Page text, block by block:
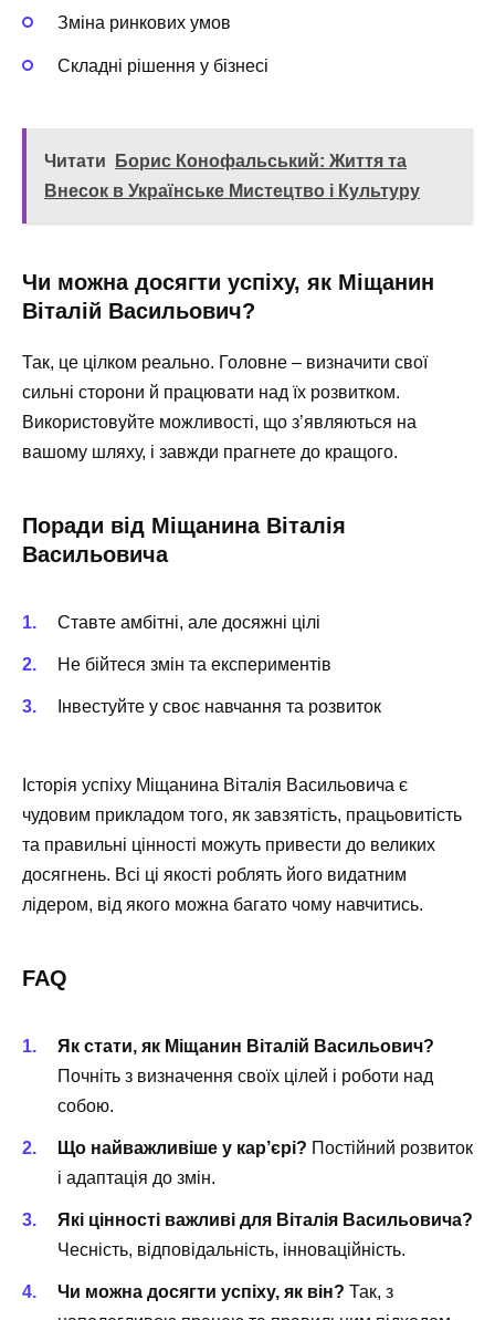
Зміна ринкових умов
Складні рішення у бізнесі
Читати
Борис Конофальський: Життя та
Внесок в Українське Мистецтво і Культуру
Чи можна досягти успіху, як Міщанин
Віталій Васильович?
Так, це цілком реально. Головне – визначити свої
сильні сторони й працювати над їх розвитком.
Використовуйте можливості, що з’являються на
вашому шляху, і завжди прагнете до кращого.
Поради від Міщанина Віталія
Васильовича
Ставте амбітні, але досяжні цілі
Не бійтеся змін та експериментів
Інвестуйте у своє навчання та розвиток
Історія успіху Міщанина Віталія Васильовича є
чудовим прикладом того, як завзятість, працьовитість
та правильні цінності можуть привести до великих
досягнень. Всі ці якості роблять його видатним
лідером, від якого можна багато чому навчитись.
FAQ
Як стати, як Міщанин Віталій Васильович?
Почніть з визначення своїх цілей і роботи над
собою.
Що найважливіше у кар’єрі? Постійний розвиток
і адаптація до змін.
Які цінності важливі для Віталія Васильовича?
Чесність, відповідальність, інноваційність.
Чи можна досягти успіху, як він? Так, з